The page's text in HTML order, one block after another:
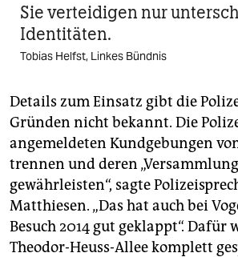
Sie verteidigen nur
Identitäten.
Tobias Helfst, Linkes Bündnis
Details zum Einsatz gibt die
Gründen nicht bekannt. Die
angemeldeten Kundgebungen
trennen und deren
gewährleisten“, sagte
Matthiesen. „Das hat auch bei
Besuch 2014 gut geklappt“. Dafür
Theodor-Heuss-Allee komplett